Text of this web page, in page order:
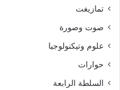
تمازيغت
صوت وصورة
علوم وتيكنولوجيا
حوارات
السلطة الرابعة